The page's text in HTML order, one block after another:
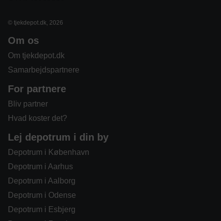
© tjekdepot.dk, 2026
Om os
Om tjekdepot.dk
Samarbejdspartnere
For partnere
Bliv partner
Hvad koster det?
Lej depotrum i din by
Depotrum i København
Depotrum i Aarhus
Depotrum i Aalborg
Depotrum i Odense
Depotrum i Esbjerg